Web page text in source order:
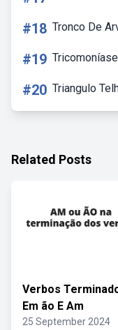
#18 Tronco De
#19
#20 Triangulo
Related Posts
Verbos
Em ão E Am
25 September 2024